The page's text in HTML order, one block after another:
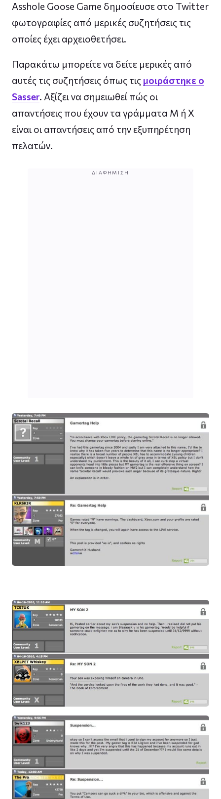
Asshole Goose Game δημοσίευσε στο Twitter
φωτογραφίες από μερικές συζητήσεις τις
οποίες έχει αρχειοθετήσει.
Παρακάτω μπορείτε να δείτε μερικές από
αυτές τις συζητήσεις όπως τις μοιράστηκε ο
Sasser. Αξίζει να σημειωθεί πώς οι
απαντήσεις που έχουν τα γράμματα M ή X
είναι οι απαντήσεις από την εξυπηρέτηση
πελατών.
ΔΙΑΦΉΜΙΣΗ